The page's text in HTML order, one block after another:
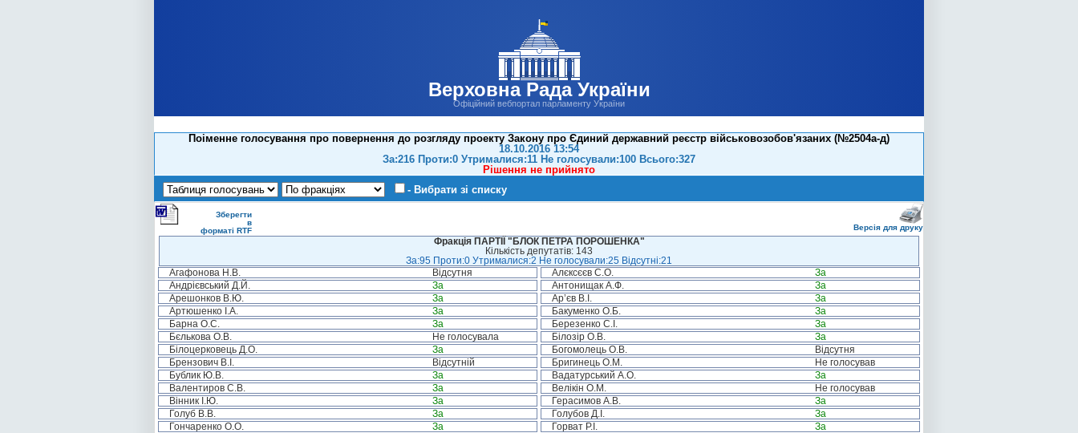
Верховна Рада України
Офіційний вебпортал парламенту України
Поіменне голосування про повернення до розгляду проекту Закону про Єдиний державний реєстр військовозобов'язаних (№2504а-д)
18.10.2016 13:54
За:216 Проти:0 Утрималися:11 Не голосували:100 Всього:327
Рішення не прийнято
- Вибрати зі списку
Зберегти
в
форматі RTF
Версія для друку
Фракція ПАРТІЇ "БЛОК ПЕТРА ПОРОШЕНКА"
Кількість депутатів: 143
За:95 Проти:0 Утрималися:2 Не голосували:25 Відсутні:21
Агафонова Н.В.
Відсутня Алєксєєв С.О.
За
Андрієвський Д.Й.
За Антонищак А.Ф.
За
Арешонков В.Ю.
За Ар’єв В.І.
За
Артюшенко І.А.
За Бакуменко О.Б.
За
Барна О.С.
За Березенко С.І.
За
Бєлькова О.В.
Не голосувала Білозір О.В.
За
Білоцерковець Д.О.
За Богомолець О.В.
Відсутня
Брензович В.І.
Відсутній Бригинець О.М.
Не голосував
Бублик Ю.В.
За Вадатурський А.О.
За
Валентиров С.В.
За Велікін О.М.
Не голосував
Вінник І.Ю.
За Герасимов А.В.
За
Голуб В.В.
За Голубов Д.І.
За
Гончаренко О.О.
За Горват Р.І.
За